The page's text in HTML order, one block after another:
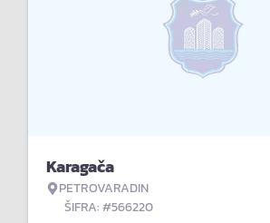
Karagača
PETROVARADIN
ŠIFRA: #566220